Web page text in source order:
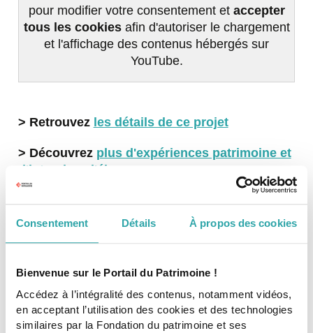
Consentement Détails À propos des cookies
Bienvenue sur le Portail du Patrimoine !
Accédez à l’intégralité des contenus, notamment vidéos,
en acceptant l’utilisation des cookies et des technologies
similaires par la Fondation du patrimoine et ses
pour modifier votre consentement et accepter
tous les cookies afin d'autoriser le chargement
et l'affichage des contenus hébergés sur
YouTube.
> Retrouvez les détails de ce projet
> Découvrez plus d'expériences patrimoine et
d'interview d'élus
Tags
Copyright : Fondation du patrimoine - Frizzzy, 2023